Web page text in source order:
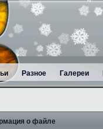
Разное Галереи
о файле